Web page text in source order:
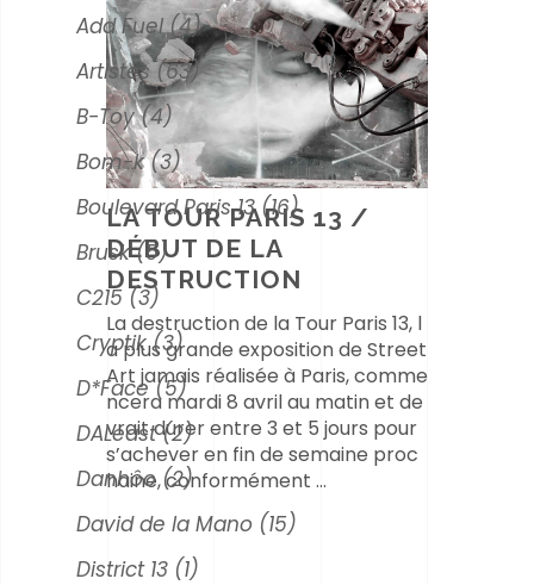
LA TOUR PARIS 13 /
DÉBUT DE LA
DESTRUCTION
La destruction de la Tour Paris 13, l
a plus grande exposition de Street
Art jamais réalisée à Paris, comme
ncera mardi 8 avril au matin et de
vrait durer entre 3 et 5 jours pour
s’achever en fin de semaine proc
haine, conformément
Add Fuel(4)
Artistes(63)
B-Toy(4)
Bom-k(3)
Boulevard Paris 13(16)
Brusk(5)
C215 (3)
Cryptik(3)
D*Face(5)
DALeast(2)
Danhôo(2)
David de la Mano (15)
District 13 (1)